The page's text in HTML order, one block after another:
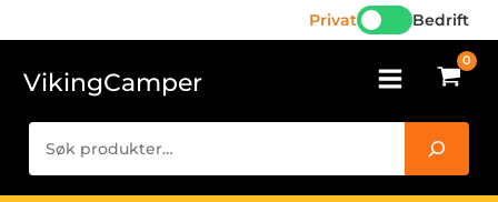
rett
innholdet
Privat Bedrift
VikingCamper